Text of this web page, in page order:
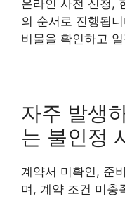
온라인 사전 신청,
의 순서로 진행됩
비물을 확인하고
자주 발생
는 불인정
계약서 미확인, 준
며, 계약 조건 미충